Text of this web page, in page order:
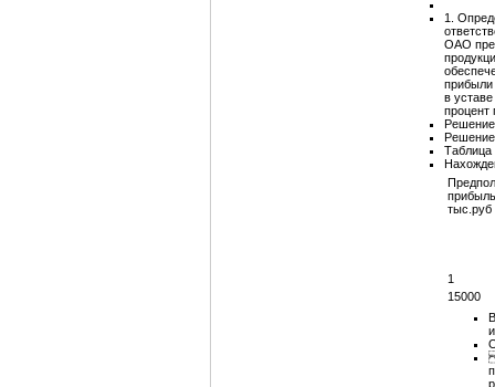
1.
ОАО
прибыли
в
процент
Решение
Решение
Таблица
тыс.руб
1
15000